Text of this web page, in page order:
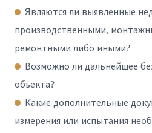
Являются ли выявленные
производственными,
ремонтными либо иными?
Возможно ли дальнейшее
объекта?
Какие дополнительные
измерения или испытания